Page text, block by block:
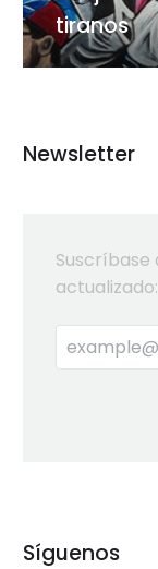
tiranos
Newsletter
actualizado:
Síguenos